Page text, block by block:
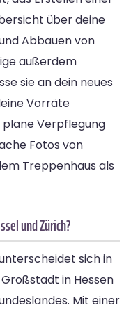
über deine
Abbauen von
außerdem
sie an dein neues
Vorräte
Verpflegung
Fotos von
Treppenhaus als
und Zürich?
sich in
in Hessen
Mit einer